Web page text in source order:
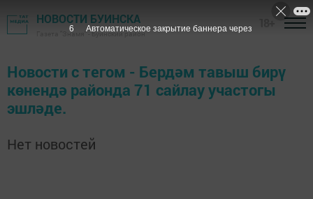
НОВОСТИ БУИНСКА
Газета "Знамя" - Буинский район
Новости с тегом - Бердәм тавыш бирү
көнендә районда 71 сайлау участогы
эшләде.
Нет новостей
6 Автоматическое закрытие баннера через